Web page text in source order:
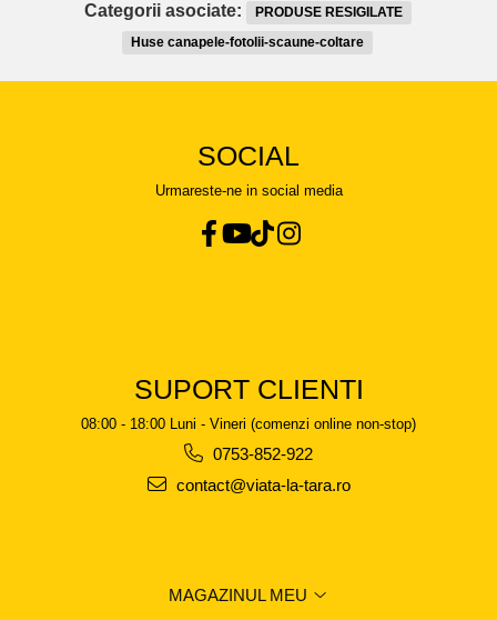
Categorii asociate:
PRODUSE RESIGILATE
Huse canapele-fotolii-scaune-coltare
SOCIAL
Urmareste-ne in social media
SUPORT CLIENTI
08:00 - 18:00 Luni - Vineri (comenzi online non-stop)
0753-852-922
contact@viata-la-tara.ro
MAGAZINUL MEU